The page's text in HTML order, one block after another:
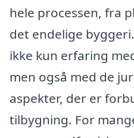
hele processen, fra
det endelige
ikke kun erfaring
men også med de
aspekter, der er
tilbygning. For